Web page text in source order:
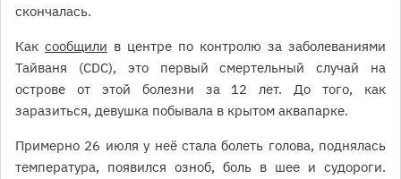
скончалась.
Как сообщили в центре по контролю за заболеваниями
Тайваня (CDC), это первый смертельный случай на
острове от этой болезни за 12 лет. До того, как
заразиться, девушка побывала в крытом аквапарке.
Примерно 26 июля у неё стала болеть голова, поднялась
температура, появился озноб, боль в шее и судороги.